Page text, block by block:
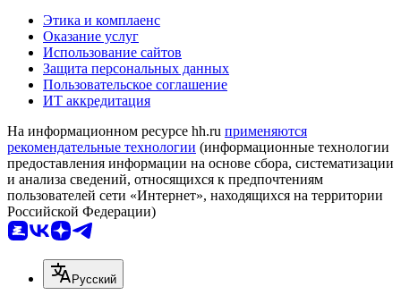
Этика и комплаенс
Оказание услуг
Использование сайтов
Защита персональных данных
Пользовательское соглашение
ИТ аккредитация
На информационном ресурсе hh.ru применяются
рекомендательные технологии (информационные технологии
предоставления информации на основе сбора, систематизации
и анализа сведений, относящихся к предпочтениям
пользователей сети «Интернет», находящихся на территории
Российской Федерации)
Русский